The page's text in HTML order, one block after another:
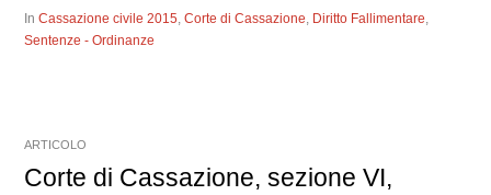
InCassazione civile 2015,Corte di Cassazione, Diritto Fallimentare,
Sentenze - Ordinanze
ARTICOLO
Corte di Cassazione, sezione VI,